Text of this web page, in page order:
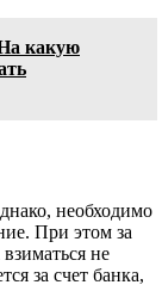
какую
необходимо
При этом за
не
за счет банка,